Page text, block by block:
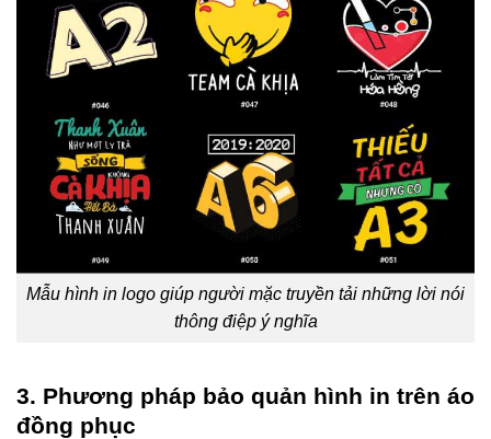
Mẫu hình in logo giúp người mặc truyền tải những lời nói
thông điệp ý nghĩa
3. Phương pháp bảo quản hình in trên áo
đồng phục